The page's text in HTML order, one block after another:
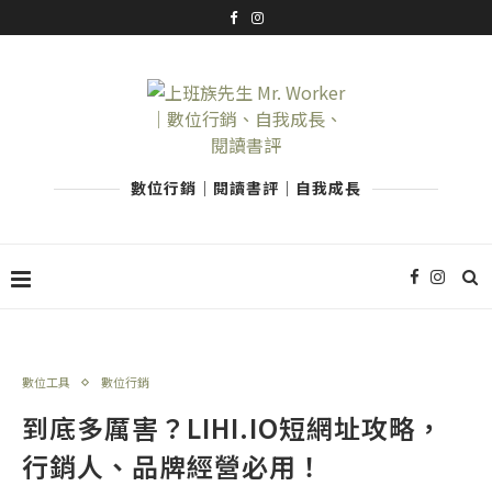
數位行銷｜閱讀書評｜自我成長
數位工具 數位行銷
到底多厲害？LIHI.IO短網址攻略，
行銷人、品牌經營必用！